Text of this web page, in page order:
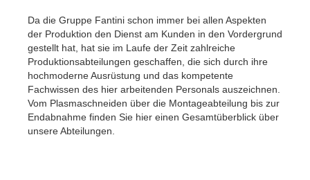
Da die Gruppe Fantini schon immer bei allen Aspekten
der Produktion den Dienst am Kunden in den Vordergrund
gestellt hat, hat sie im Laufe der Zeit zahlreiche
Produktionsabteilungen geschaffen, die sich durch ihre
hochmoderne Ausrüstung und das kompetente
Fachwissen des hier arbeitenden Personals auszeichnen.
Vom Plasmaschneiden über die Montageabteilung bis zur
Endabnahme finden Sie hier einen Gesamtüberblick über
unsere Abteilungen.